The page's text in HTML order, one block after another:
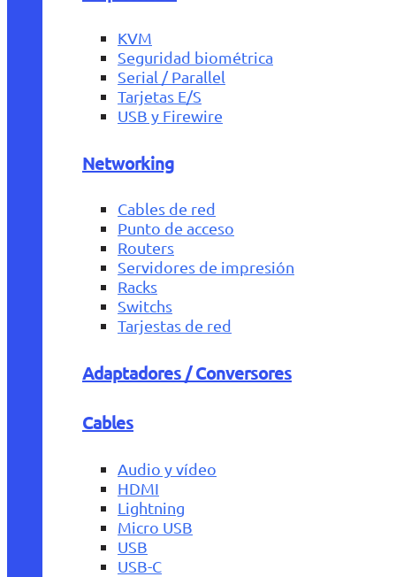
KVM
Seguridad biométrica
Serial / Parallel
Tarjetas E/S
USB y Firewire
Networking
Cables de red
Punto de acceso
Routers
Servidores de impresión
Racks
Switchs
Tarjestas de red
Adaptadores / Conversores
Cables
Audio y vídeo
HDMI
Lightning
Micro USB
USB
USB-C